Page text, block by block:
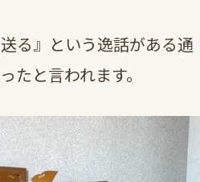
る』という逸話がある通
たと言われます。